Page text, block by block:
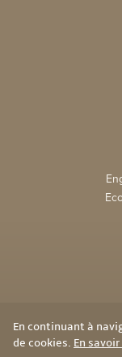
En continuant à
de cookies. En